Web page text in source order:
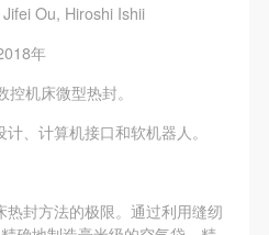
Ou, Hiroshi Ishii
年
机床微型热封。
、计算机接口和软机器人。
封方法的极限。通过利用缝纫